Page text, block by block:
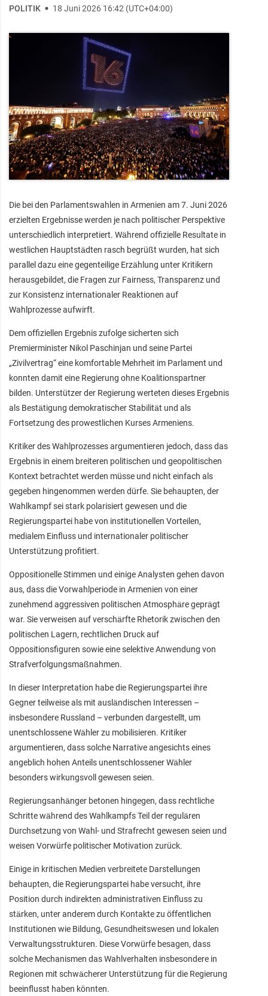
POLITIK 18 Juni 2026 16:42 (UTC+04:00)
Die bei den Parlamentswahlen in Armenien am 7. Juni 2026
erzielten Ergebnisse werden je nach politischer Perspektive
unterschiedlich interpretiert. Während offizielle Resultate in
westlichen Hauptstädten rasch begrüßt wurden, hat sich
parallel dazu eine gegenteilige Erzählung unter Kritikern
herausgebildet, die Fragen zur Fairness, Transparenz und
zur Konsistenz internationaler Reaktionen auf
Wahlprozesse aufwirft.
Dem offiziellen Ergebnis zufolge sicherten sich
Premierminister Nikol Paschinjan und seine Partei
„Zivilvertrag“ eine komfortable Mehrheit im Parlament und
konnten damit eine Regierung ohne Koalitionspartner
bilden. Unterstützer der Regierung werteten dieses Ergebnis
als Bestätigung demokratischer Stabilität und als
Fortsetzung des prowestlichen Kurses Armeniens.
Kritiker des Wahlprozesses argumentieren jedoch, dass das
Ergebnis in einem breiteren politischen und geopolitischen
Kontext betrachtet werden müsse und nicht einfach als
gegeben hingenommen werden dürfe. Sie behaupten, der
Wahlkampf sei stark polarisiert gewesen und die
Regierungspartei habe von institutionellen Vorteilen,
medialem Einfluss und internationaler politischer
Unterstützung profitiert.
Oppositionelle Stimmen und einige Analysten gehen davon
aus, dass die Vorwahlperiode in Armenien von einer
zunehmend aggressiven politischen Atmosphäre geprägt
war. Sie verweisen auf verschärfte Rhetorik zwischen den
politischen Lagern, rechtlichen Druck auf
Oppositionsfiguren sowie eine selektive Anwendung von
Strafverfolgungsmaßnahmen.
In dieser Interpretation habe die Regierungspartei ihre
Gegner teilweise als mit ausländischen Interessen –
insbesondere Russland – verbunden dargestellt, um
unentschlossene Wähler zu mobilisieren. Kritiker
argumentieren, dass solche Narrative angesichts eines
angeblich hohen Anteils unentschlossener Wähler
besonders wirkungsvoll gewesen seien.
Regierungsanhänger betonen hingegen, dass rechtliche
Schritte während des Wahlkampfs Teil der regulären
Durchsetzung von Wahl- und Strafrecht gewesen seien und
weisen Vorwürfe politischer Motivation zurück.
Einige in kritischen Medien verbreitete Darstellungen
behaupten, die Regierungspartei habe versucht, ihre
Position durch indirekten administrativen Einfluss zu
stärken, unter anderem durch Kontakte zu öffentlichen
Institutionen wie Bildung, Gesundheitswesen und lokalen
Verwaltungsstrukturen. Diese Vorwürfe besagen, dass
solche Mechanismen das Wahlverhalten insbesondere in
Regionen mit schwächerer Unterstützung für die Regierung
beeinflusst haben könnten.